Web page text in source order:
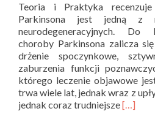
Teoria i Praktyka
Parkinsona jest jedną z
neurodegeneracyjnych. Do
choroby Parkinsona zalicza
drżenie spoczynkowe,
zaburzenia funkcji
którego leczenie objawowe
trwa wiele lat, jednak wraz z
jednak coraz trudniejszeRead
[…]